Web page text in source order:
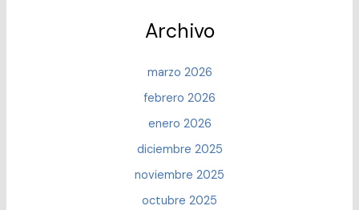
Archivo
marzo 2026
febrero 2026
enero 2026
diciembre 2025
noviembre 2025
octubre 2025